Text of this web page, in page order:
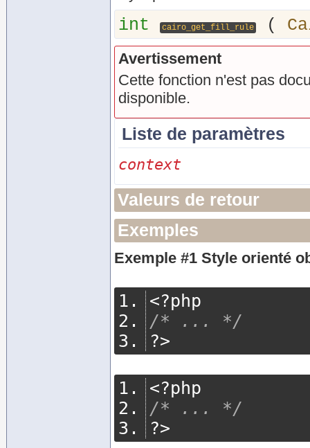
int cairo_get_fill_rule (
Avertissement
Cette fonction n'est pas
disponible.
Liste de paramètres
context
Valeurs de retour
Exemples
Exemple #1 Style orienté
<?php
/* ... */
?>
<?php
/* ... */
?>